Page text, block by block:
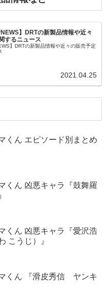
NEWS】DRTの新製品情報や近々
するニュース
】DRTの新製品情報や近々の販売予定
2021.04.25
くん エピソード別まとめ
くん 凶悪キャラ『鼓舞羅
くん 凶悪キャラ『愛沢浩
こうじ）』
くん 『滑皮秀信 ヤンキ